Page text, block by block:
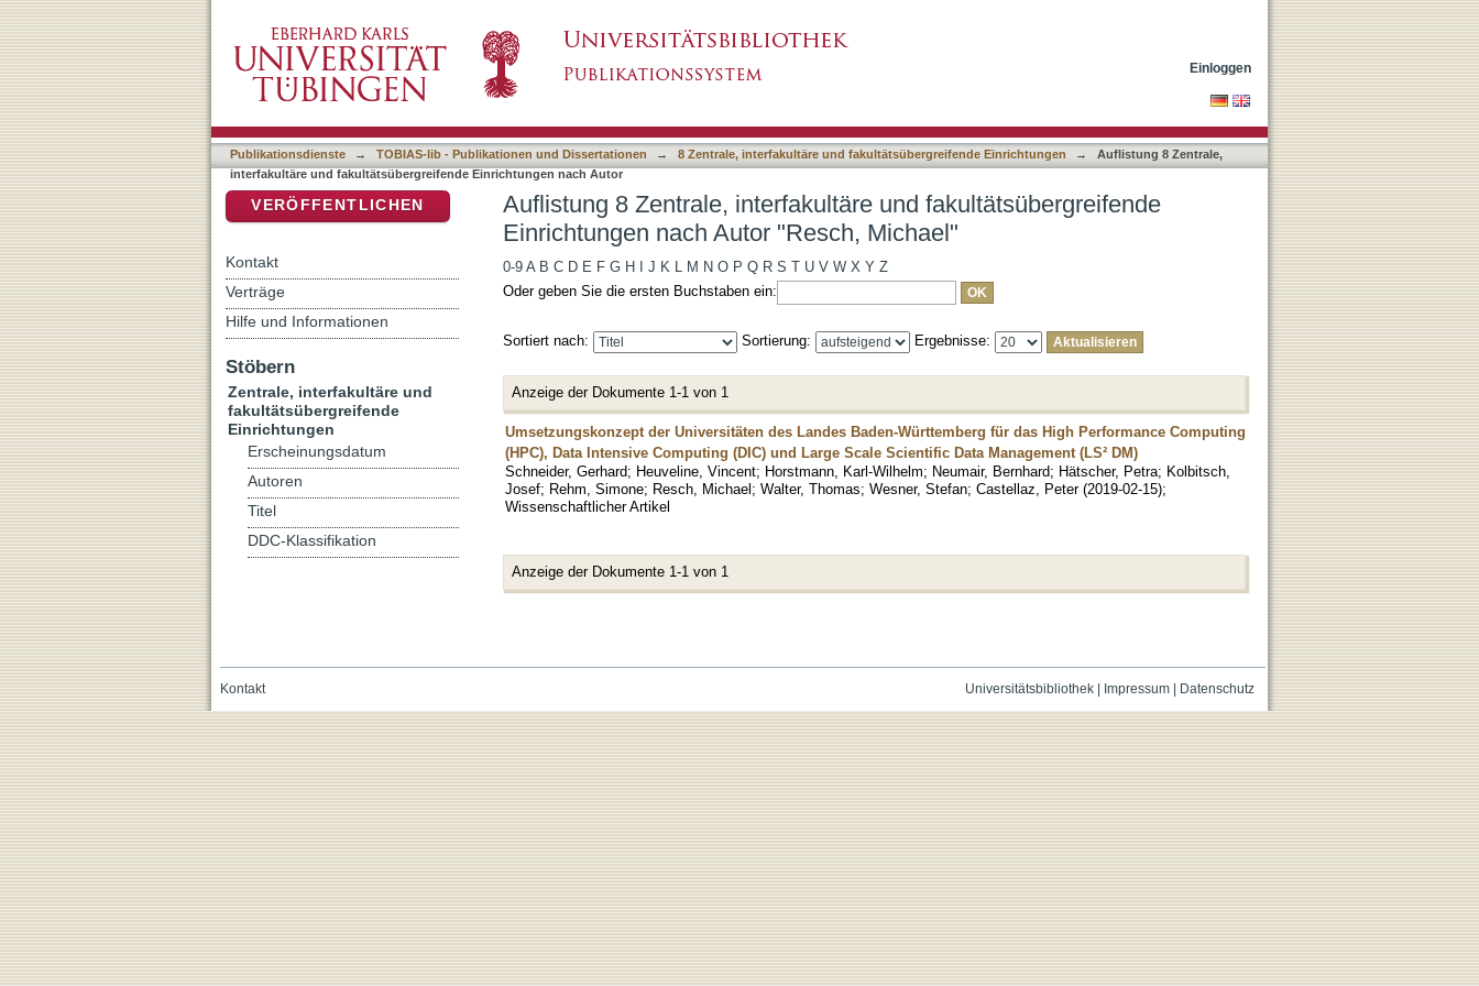
Michael"
Einloggen
Publikationsdienste → TOBIAS-lib - Publikationen und Dissertationen → 8 Zentrale, interfakultäre und fakultätsübergreifende Einrichtungen →
Auflistung 8 Zentrale,
interfakultäre und fakultätsübergreifende Einrichtungen nach Autor
Auflistung 8 Zentrale, interfakultäre und fakultätsübergreifende
Einrichtungen nach Autor "Resch, Michael"
0-9 A B C D E F G H J K L M N O P Q R S T U V W X Y Z
Oder geben Sie die ersten Buchstaben ein:
Sortiert nach: Sortierung: Ergebnisse:
Anzeige der Dokumente 1-1 von 1
Umsetzungskonzept der Universitäten des Landes Baden-Württemberg für das High Performance Computing
(HPC), Data Intensive Computing (DIC) und Large Scale Scientific Data Management (LS² DM)
Schneider, Gerhard; Heuveline, Vincent; Horstmann, Karl-Wilhelm; Neumair, Bernhard; Hätscher, Petra; Kolbitsch,
Josef; Rehm, Simone; Resch, Michael; Walter, Thomas; Wesner, Stefan; Castellaz, Peter (2019-02-15);
Wissenschaftlicher Artikel
Anzeige der Dokumente 1-1 von 1
VERÖFFENTLICHEN
Kontakt
Verträge
Hilfe und Informationen
Stöbern
Zentrale, interfakultäre und
fakultätsübergreifende
Einrichtungen
Erscheinungsdatum
Autoren
Titel
DDC-Klassifikation
Universitätsbibliothek| Impressum| Datenschutz
Kontakt